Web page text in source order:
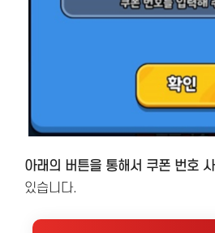
아래의 버튼을 통해서 쿠폰 번호
있습니다.